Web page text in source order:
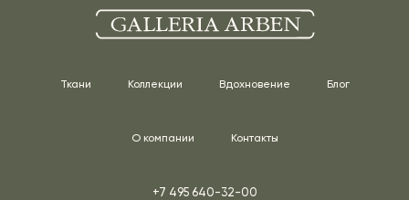
Ткани Коллекции Вдохновение Блог
О компании Контакты
+7 495 640-32-00